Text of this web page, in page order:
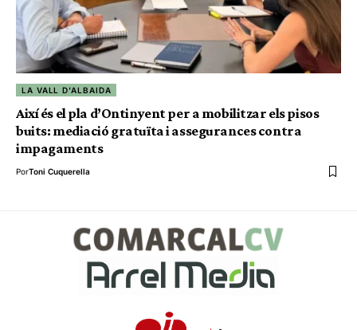
LA VALL D'ALBAIDA
Així és el pla d’Ontinyent per a mobilitzar els pisos
buits: mediació gratuïta i assegurances contra
impagaments
PorToni Cuquerella